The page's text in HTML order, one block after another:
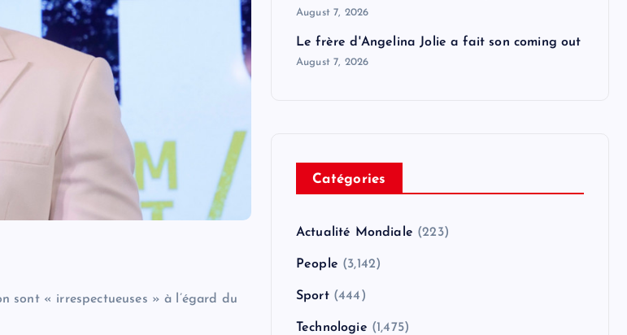
sont « irrespectueuses » à l’égard du
August 7, 2026
Le frère d'Angelina Jolie a fait son coming out
August 7, 2026
Catégories
Actualité Mondiale (223)
People (3,142)
Sport(444)
Technologie (1,475)